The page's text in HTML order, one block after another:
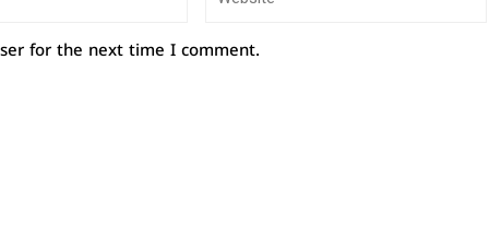
for the next time I comment.